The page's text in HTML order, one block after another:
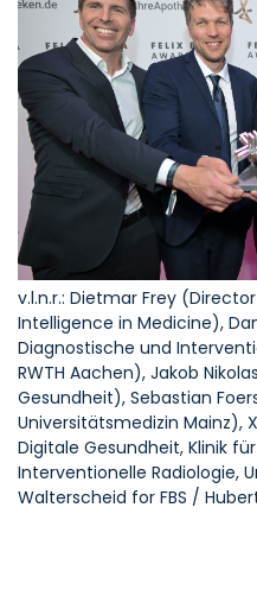
v.l.n.r.: Dietmar Frey
Intelligence in Medicine),
Diagnostische und
RWTH Aachen), Jakob
Gesundheit), Sebastian
Universitätsmedizin Mainz),
Digitale Gesundheit, Klinik
Interventionelle Radiologie,
Walterscheid for FBS /